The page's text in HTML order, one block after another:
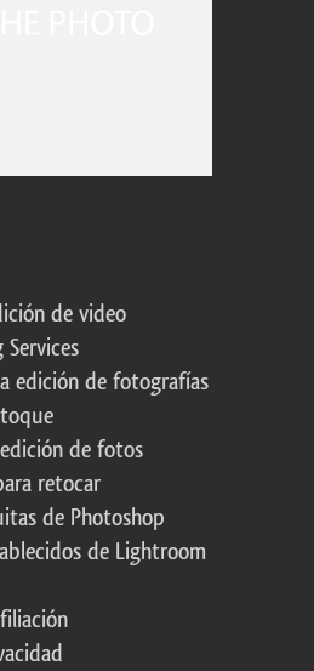
de video
edición de fotografías
de fotos
retocar
de Photoshop
de Lightroom